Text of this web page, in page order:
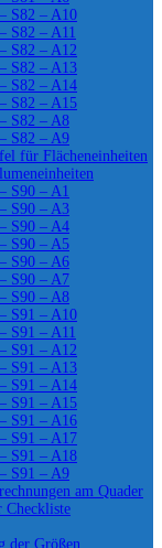
S82 – A10
S82 – A11
S82 – A12
S82 – A13
S82 – A14
S82 – A15
S82 – A8
S82 – A9
für Flächeneinheiten
S90 – A1
S90 – A3
S90 – A4
S90 – A5
S90 – A6
S90 – A7
S90 – A8
S91 – A10
S91 – A11
S91 – A12
S91 – A13
S91 – A14
S91 – A15
S91 – A16
S91 – A17
S91 – A18
S91 – A9
am Quader
Checkliste
der Größen